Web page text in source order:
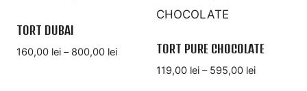
alese
în
fi
în
pagina
produs
mai
multe
TORT DUBAI
160,00 lei – 800,00 leiInterval
TORT PURE CHOCOLATE
119,00 lei – 595,00 leiInterval